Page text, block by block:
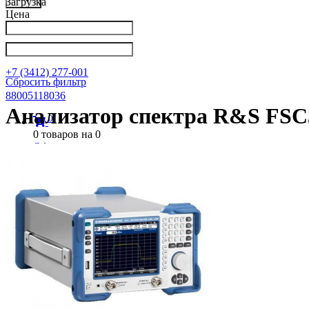
Написать в Телеграм
+7 (3412) 277-001
88005118036
0
0 товаров на 0
Оформить заказ
Цена
Сбросить фильтр
Анализатор спектра R&S